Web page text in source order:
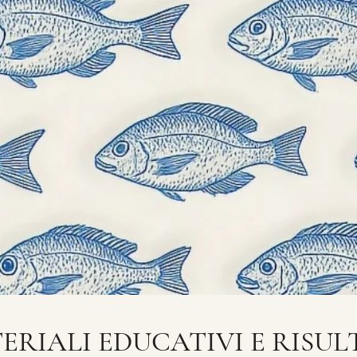
EDUCATIVI E